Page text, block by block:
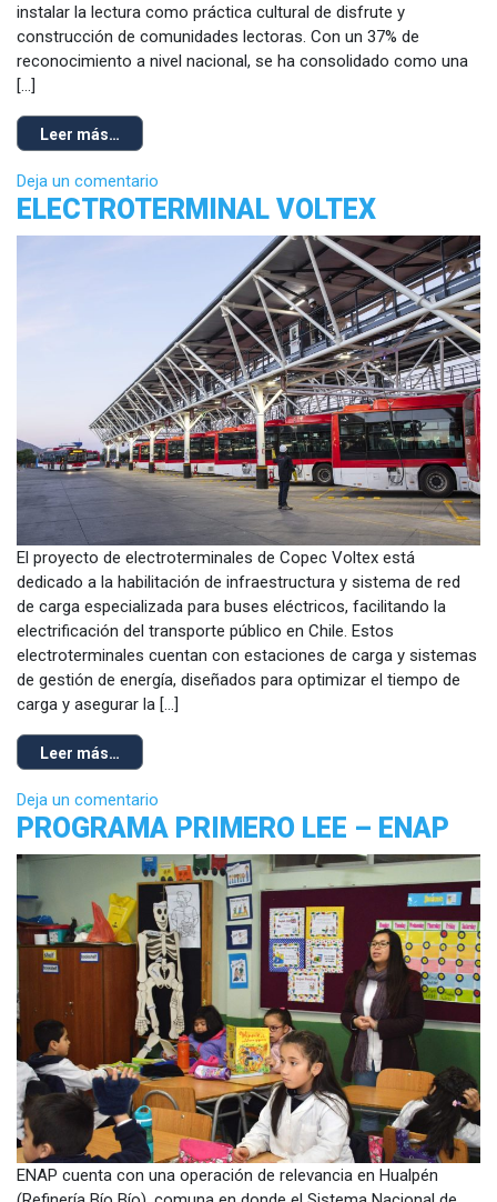
instalar la lectura como práctica cultural de disfrute y
construcción de comunidades lectoras. Con un 37% de
reconocimiento a nivel nacional, se ha consolidado como una
[…]
Leer más…
Deja un comentario
ELECTROTERMINAL VOLTEX
El proyecto de electroterminales de Copec Voltex está
dedicado a la habilitación de infraestructura y sistema de red
de carga especializada para buses eléctricos, facilitando la
electrificación del transporte público en Chile. Estos
electroterminales cuentan con estaciones de carga y sistemas
de gestión de energía, diseñados para optimizar el tiempo de
carga y asegurar la […]
Leer más…
Deja un comentario
PROGRAMA PRIMERO LEE – ENAP
ENAP cuenta con una operación de relevancia en Hualpén